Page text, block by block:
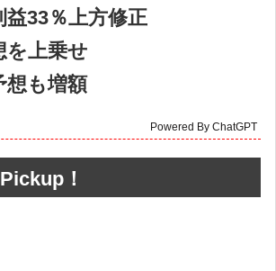
益33％上方修正
を上乗せ
想も増額
Powered By ChatGPT
！